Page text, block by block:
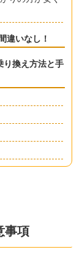
違いなし！
り換え方法と手
事項